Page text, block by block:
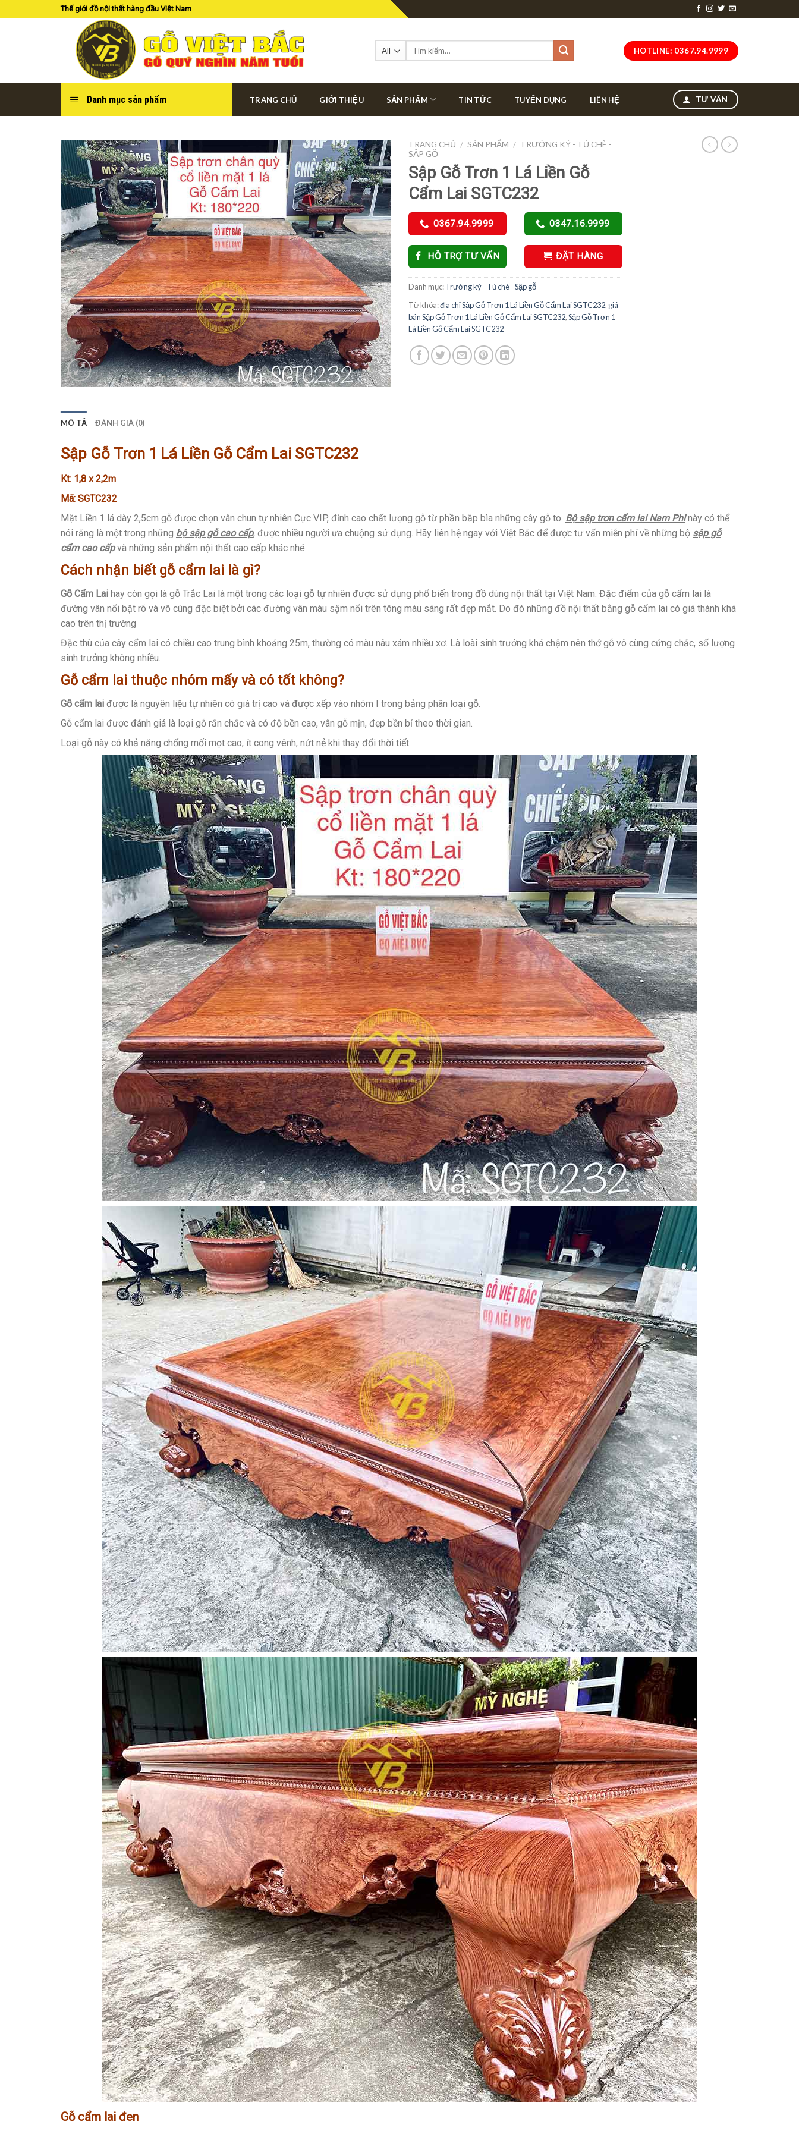
to
Thế giới đồ nội thất hàng đầu Việt Nam
Tìm
HOTLINE: 0367.94.9999
Danh mục sản phẩm TRANG CHỦ GIỚI THIỆU SẢN PHẨM TIN TỨC TUYỂN DỤNG LIÊN HỆ TƯ VẤN
TRANG CHỦ / SẢN PHẨM / TRƯỜNG KỶ - TỦ CHÈ -
SẬP GỖ
Sập Gỗ Trơn 1 Lá Liền Gỗ
Cẩm Lai SGTC232
0367.94.9999 0347.16.9999
HỖ TRỢ TƯ VẤN ĐẶT HÀNG
Danh mục:Trường kỷ - Tủ chè - Sập gỗ
Từ khóa:địa chỉ Sập Gỗ Trơn 1 Lá Liền Gỗ Cẩm Lai SGTC232, giá
bán Sập Gỗ Trơn 1 Lá Liền Gỗ Cẩm Lai SGTC232,Sập Gỗ Trơn 1
Lá Liền Gỗ Cẩm Lai SGTC232
MÔ TẢ ĐÁNH GIÁ (0)
Sập Gỗ Trơn 1 Lá Liền Gỗ Cẩm Lai SGTC232
Kt: 1,8 x 2,2m
Mã: SGTC232
Mặt Liền 1 lá dày 2,5cm gỗ được chọn vân chun tự nhiên Cực VIP, đỉnh cao chất lượng gỗ từ phần bắp bìa những cây gỗ to. Bộ sập trơn cẩm lai Nam Phinày có thể
nói rằng là một trong những bộ sập gỗ cao cấp, được nhiều người ưa chuộng sử dụng. Hãy liên hệ ngay với Việt Bắc để được tư vấn miễn phí về những bộ sập gỗ
cẩm cao cấpvà những sản phẩm nội thất cao cấp khác nhé.
Cách nhận biết gỗ cẩm lai là gì?
Gỗ Cẩm Lai hay còn gọi là gỗ Trắc Lai là một trong các loại gỗ tự nhiên được sử dụng phổ biến trong đồ dùng nội thất tại Việt Nam. Đặc điểm của gỗ cẩm lai là
đường vân nổi bật rõ và vô cùng đặc biệt bởi các đường vân màu sậm nổi trên tông màu sáng rất đẹp mắt. Do đó những đồ nội thất bằng gỗ cẩm lai có giá thành khá
cao trên thị trường
Đặc thù của cây cẩm lai có chiều cao trung bình khoảng 25m, thường có màu nâu xám nhiều xơ. Là loài sinh trưởng khá chậm nên thớ gỗ vô cùng cứng chắc, số lượng
sinh trưởng không nhiều.
Gỗ cẩm lai thuộc nhóm mấy và có tốt không?
Gỗ cẩm lai được là nguyên liệu tự nhiên có giá trị cao và được xếp vào nhóm I trong bảng phân loại gỗ.
Gỗ cẩm lai được đánh giá là loại gỗ rắn chắc và có độ bền cao, vân gỗ mịn, đẹp bền bỉ theo thời gian.
Loại gỗ này có khả năng chống mối mọt cao, ít cong vênh, nứt nẻ khi thay đổi thời tiết.
Gỗ cẩm lai đen